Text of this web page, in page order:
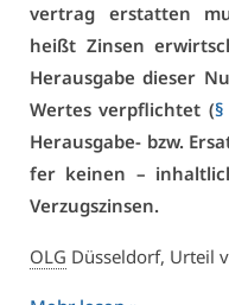
ver­trag er­stat­ten
heißt Zin­sen
Her­aus­ga­be die­ser
Wer­tes ver­pflich­tet (
Her­aus­ga­be- bzw.
fer kei­nen –
Ver­zugs­zin­sen.
OLG Düs­sel­dorf, Ur­teil